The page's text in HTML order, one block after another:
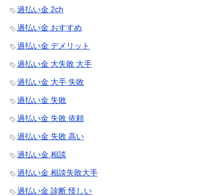
過払い金 2ch
過払い金 おすすめ
過払い金 デメリット
過払い金 大失敗 大手
過払い金 大手 失敗
過払い金 失敗
過払い金 失敗 依頼
過払い金 失敗 高い
過払い金 相談
過払い金 相談失敗大手
過払い金 診断 怪しい